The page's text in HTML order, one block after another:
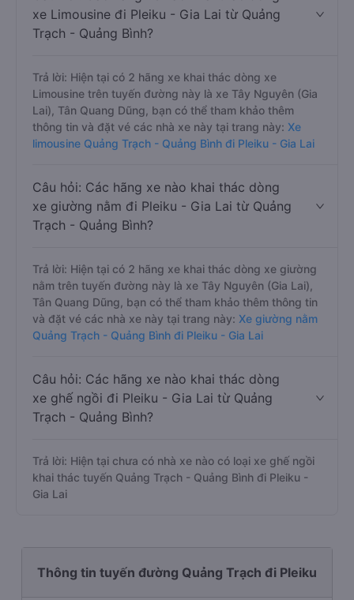
Quảng Trạch - Quảng Bình đi Pleiku - Gia Lai
xe Limousine đi Pleiku - Gia Lai từ Quảng
Trạch - Quảng Bình?
Trả lời: Hiện tại có 2 hãng xe khai thác dòng xe
Limousine trên tuyến đường này là xe Tây Nguyên (Gia
thông tin và đặt vé các nhà xe này tại trang này:
limousine Quảng Trạch - Quảng Bình đi Pleiku - Gia Lai
xe giường nằm đi Pleiku - Gia Lai từ Quảng
Trạch - Quảng Bình?
Trả lời: Hiện tại có 2 hãng xe khai thác dòng xe giường
nằm trên tuyến đường này là xe Tây Nguyên (Gia Lai),
và đặt vé các nhà xe này tại trang này:Xe giường nằm
Quảng Trạch - Quảng Bình đi Pleiku - Gia Lai
xe ghế ngồi đi Pleiku - Gia Lai từ Quảng
Trạch - Quảng Bình?